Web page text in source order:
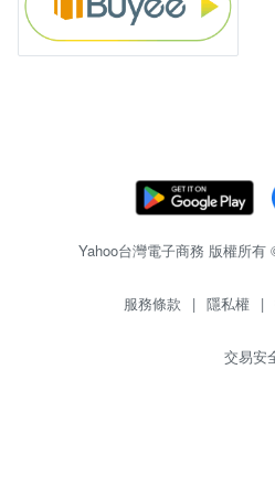
Yahoo台灣電子商務 版權所有
服務條款 | 隱私權 |
交易安